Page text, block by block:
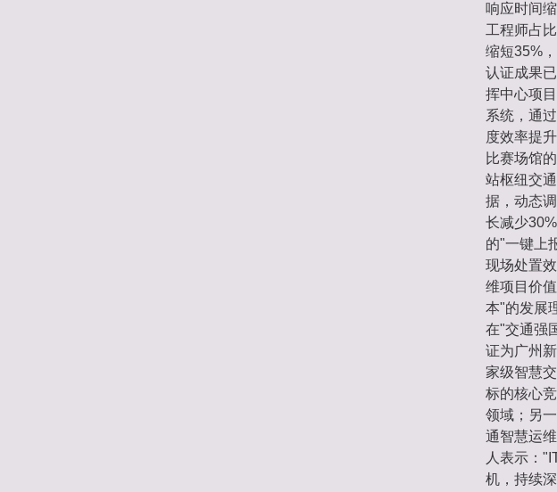
响应时间
工程师占
缩短35%
认证成果
挥中心项
系统，通
度效率提
比赛场馆
站枢纽交
据，动态
长减少
的"一键上
现场处置
维项目价
本"的发展
在"交通强
证为广州
家级智慧
标的核心
领域；另
通智慧运
人表示：
机，持续